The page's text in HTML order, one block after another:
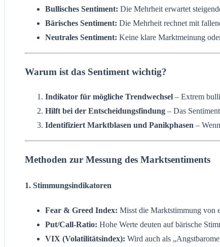
Bullisches Sentiment: Die Mehrheit erwartet
Bärisches Sentiment: Die Mehrheit rechnet mit
Neutrales Sentiment: Keine klare Marktmeinung
Warum ist das Sentiment wichtig?
Indikator für mögliche Trendwechsel – Extrem
Hilft bei der Entscheidungsfindung – Das
Identifiziert Marktblasen und Panikphasen –
Methoden zur Messung des Marktsentiments
1. Stimmungsindikatoren
Fear & Greed Index: Misst die Marktstimmung von
Put/Call-Ratio: Hohe Werte deuten auf bärische
VIX (Volatilitätsindex): Wird auch als